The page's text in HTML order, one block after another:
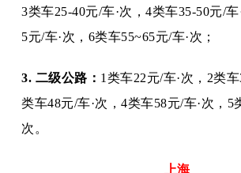
3类车25-40元/车·次，4类车35-50元/
5元/车·次，6类车55~65元/车·次；
3. 二级公路： 1类车22元/车·次，2类
类车48元/车·次，4类车58元/车·次，5
次。
上海